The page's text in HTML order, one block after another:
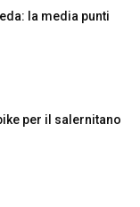
la media punti
per il salernitano